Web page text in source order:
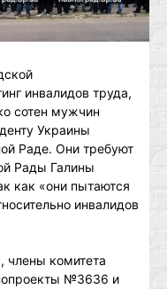
инвалидов труда,
сотен мужчин
Украины
Раде. Они требуют
Рады Галины
как «они пытаются
инвалидов
члены комитета
№3636 и